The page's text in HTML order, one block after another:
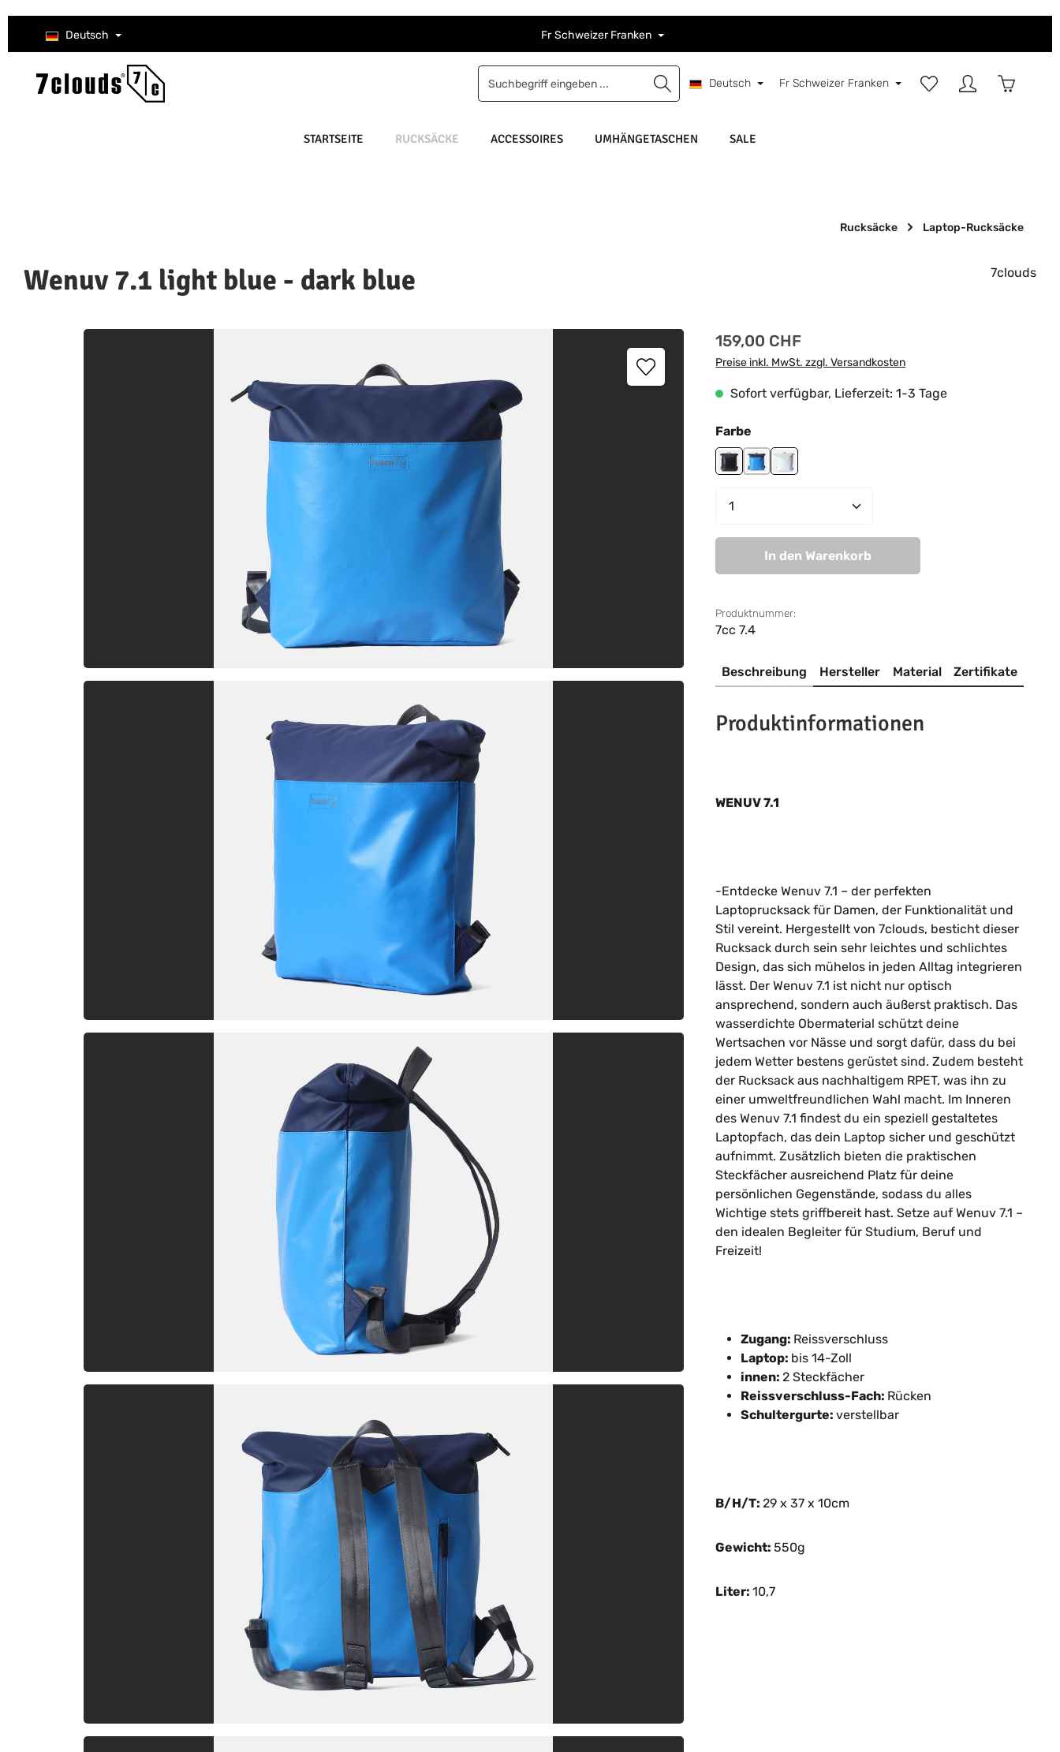
Hauptinhalt springen
Zur Suche springen
Zur Hauptnavigation springen
Deutsch Fr Schweizer Franken
Deutsch Fr Schweizer Franken
Du hast 0 Produkte auf
STARTSEITE RUCKSÄCKE ACCESSOIRES UMHÄNGETASCHEN SALE
Rucksäcke Laptop-Rucksäcke
Wenuv 7.1 light blue - dark blue 7clouds
Bildergalerie überspringen Regulärer Preis:
159,00 CHF
Preise inkl. MwSt. zzgl. Versandkosten
Sofort verfügbar, Lieferzeit: 1-3 Tage
Farbe
blacklight blue-dark blue
white-off white
Produkt Anzahl: Gib den
In den Warenkorb
Produktnummer:
7cc 7.4
Beschreibung Hersteller Material Zertifikate
Produktinformationen
WENUV 7.1
-Entdecke Wenuv 7.1 – der perfekten
Laptoprucksack für Damen, der Funktionalität und
Stil vereint. Hergestellt von 7clouds, besticht dieser
Rucksack durch sein sehr leichtes und schlichtes
Design, das sich mühelos in jeden Alltag integrieren
lässt. Der Wenuv 7.1 ist nicht nur optisch
ansprechend, sondern auch äußerst praktisch. Das
wasserdichte Obermaterial schützt deine
Wertsachen vor Nässe und sorgt dafür, dass du bei
jedem Wetter bestens gerüstet sind. Zudem besteht
der Rucksack aus nachhaltigem RPET, was ihn zu
einer umweltfreundlichen Wahl macht. Im Inneren
des Wenuv 7.1 findest du ein speziell gestaltetes
Laptopfach, das dein Laptop sicher und geschützt
aufnimmt. Zusätzlich bieten die praktischen
Steckfächer ausreichend Platz für deine
persönlichen Gegenstände, sodass du alles
Wichtige stets griffbereit hast. Setze auf Wenuv 7.1 –
den idealen Begleiter für Studium, Beruf und
Freizeit!
Zugang: Reissverschluss
Laptop: bis 14-Zoll
innen:2 Steckfächer
Reissverschluss-Fach: Rücken
Schultergurte:verstellbar
B/H/T:29 x 37 x 10cm
Gewicht:550g
Liter:10,7